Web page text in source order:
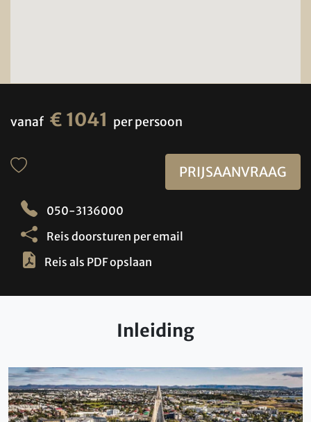
vanaf € 1041 per persoon
PRIJSAANVRAAG
050-3136000
Reis doorsturen per email
Reis als PDF opslaan
Inleiding